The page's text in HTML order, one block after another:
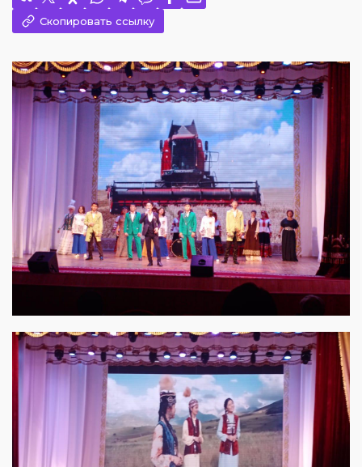
Скопировать ссылку